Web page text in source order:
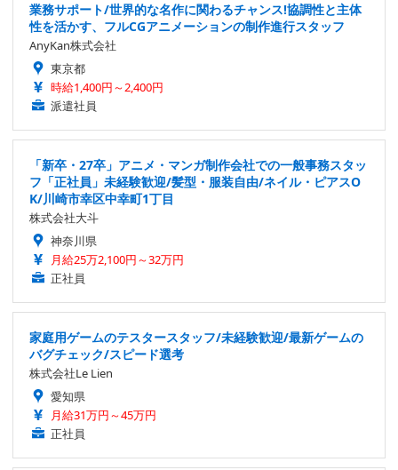
業務サポート/世界的な名作に関わるチャンス!協調性と主体
性を活かす、フルCGアニメーションの制作進行スタッフ
AnyKan株式会社
東京都
時給1,400円～2,400円
派遣社員
「新卒・27卒」アニメ・マンガ制作会社での一般事務スタッ
フ「正社員」未経験歓迎/髪型・服装自由/ネイル・ピアスO
K/川崎市幸区中幸町1丁目
株式会社大斗
神奈川県
月給25万2,100円～32万円
正社員
家庭用ゲームのテスタースタッフ/未経験歓迎/最新ゲームの
バグチェック/スピード選考
株式会社Le Lien
愛知県
月給31万円～45万円
正社員